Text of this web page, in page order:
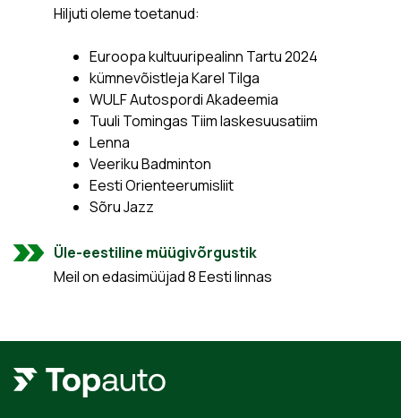
Hiljuti oleme toetanud:
Euroopa kultuuripealinn Tartu 2024
kümnevõistleja Karel Tilga
WULF Autospordi Akadeemia
Tuuli Tomingas Tiim laskesuusatiim
Lenna
Veeriku Badminton
Eesti Orienteerumisliit
Sõru Jazz
Üle-eestiline müügivõrgustik
Meil on edasimüüjad 8 Eesti linnas